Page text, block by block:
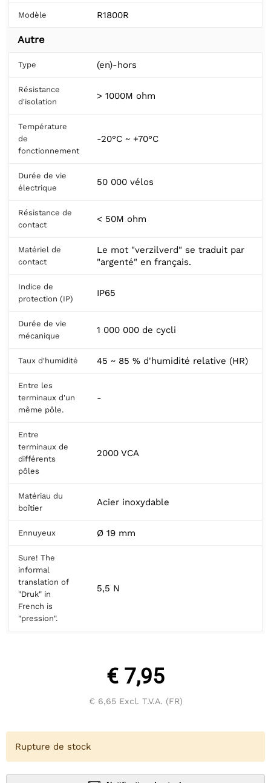
Modèle R1800R
Autre
Type (en)-hors
Résistance
d'isolation
> 1000M ohm
Température
de
fonctionnement
-20°C ~ +70°C
Durée de vie
électrique
50 000 vélos
Résistance de
contact
< 50M ohm
Matériel de
contact
Le mot "verzilverd" se traduit par
"argenté" en français.
Indice de
protection (IP)
IP65
Durée de vie
mécanique
1 000 000 de cycli
Taux d'humidité 45 ~ 85 % d'humidité relative (HR)
Entre les
terminaux d'un
même pôle.
-
Entre
terminaux de
différents
pôles
2000 VCA
Matériau du
boîtier
Acier inoxydable
Ennuyeux Ø 19 mm
Sure! The
informal
translation of
"Druk" in
French is
"pression".
5,5 N
€ 7,95
€ 6,65Excl. T.V.A. (FR)
Rupture de stock